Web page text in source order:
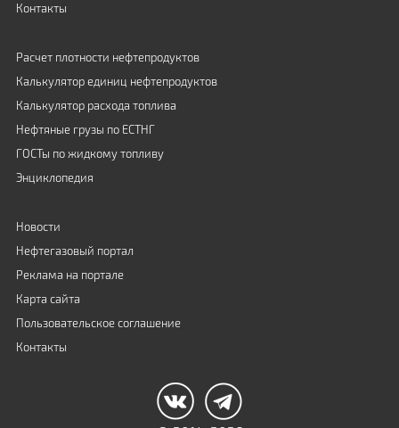
Контакты
Расчет плотности нефтепродуктов
Калькулятор единиц нефтепродуктов
Калькулятор расхода топлива
Нефтяные грузы по ЕСТНГ
ГОСТы по жидкому топливу
Энциклопедия
Новости
Нефтегазовый портал
Реклама на портале
Карта сайта
Пользовательское соглашение
Контакты